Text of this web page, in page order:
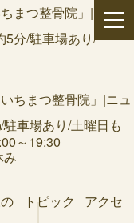
まつ整骨院」|
5分/駐車場あり/
～19:30
み
トピック
アクセ